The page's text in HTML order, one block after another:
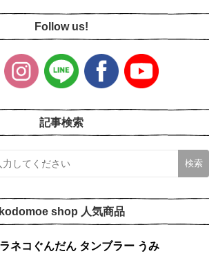
Follow us!
記事検索
kodomoe shop 人気商品
ノラネコぐんだん タンブラー うみ